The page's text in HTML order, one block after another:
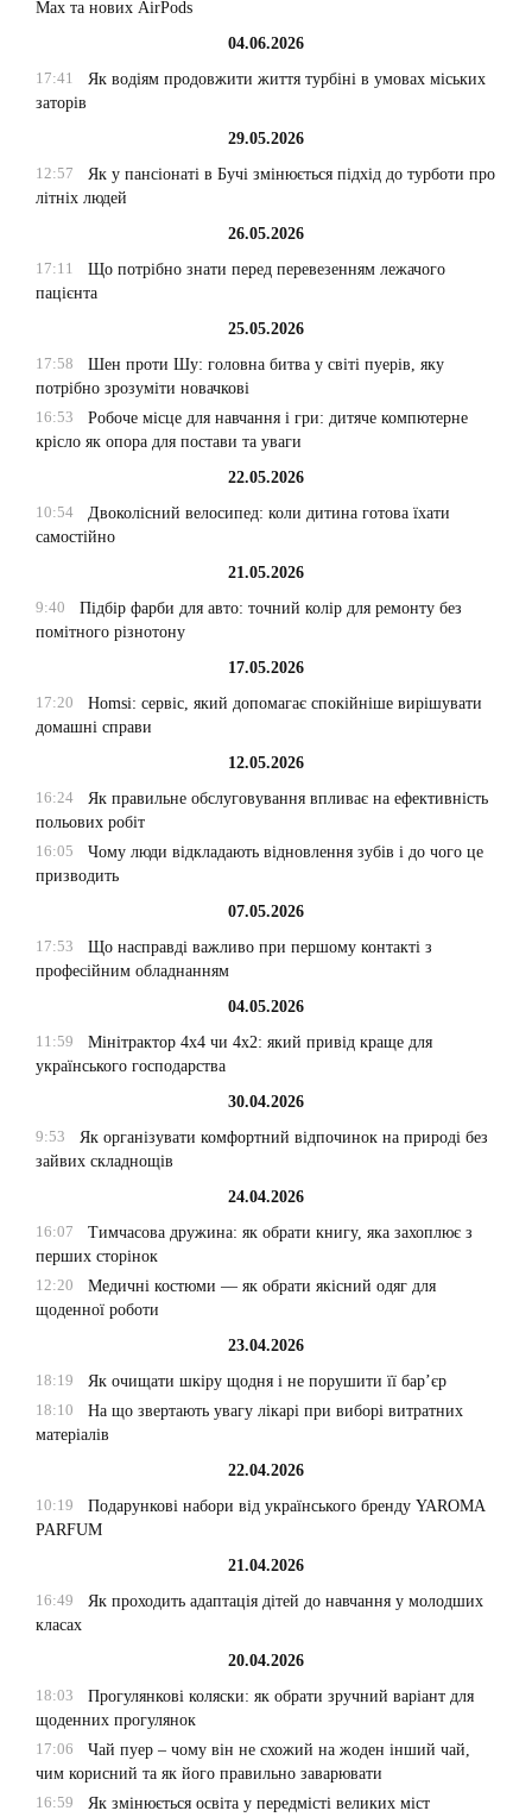
Max та нових AirPods
04.06.2026
17:41
Як водіям продовжити життя турбіні в умовах міських
заторів
29.05.2026
12:57
Як у пансіонаті в Бучі змінюється підхід до турботи про
літніх людей
26.05.2026
17:11
Що потрібно знати перед перевезенням лежачого
пацієнта
25.05.2026
17:58
Шен проти Шу: головна битва у світі пуерів, яку
потрібно зрозуміти новачкові
16:53
Робоче місце для навчання і гри: дитяче компютерне
крісло як опора для постави та уваги
22.05.2026
10:54
Двоколісний велосипед: коли дитина готова їхати
самостійно
21.05.2026
9:40
Підбір фарби для авто: точний колір для ремонту без
помітного різнотону
17.05.2026
17:20
Homsi: сервіс, який допомагає спокійніше вирішувати
домашні справи
12.05.2026
16:24
Як правильне обслуговування впливає на ефективність
польових робіт
16:05
Чому люди відкладають відновлення зубів і до чого це
призводить
07.05.2026
17:53
Що насправді важливо при першому контакті з
професійним обладнанням
04.05.2026
11:59
Мінітрактор 4х4 чи 4х2: який привід краще для
українського господарства
30.04.2026
9:53
Як організувати комфортний відпочинок на природі без
зайвих складнощів
24.04.2026
16:07
Тимчасова дружина: як обрати книгу, яка захоплює з
перших сторінок
12:20
Медичні костюми — як обрати якісний одяг для
щоденної роботи
23.04.2026
18:19
Як очищати шкіру щодня і не порушити її бар’єр
18:10
На що звертають увагу лікарі при виборі витратних
матеріалів
22.04.2026
10:19
Подарункові набори від українського бренду YAROMA
PARFUM
21.04.2026
16:49
Як проходить адаптація дітей до навчання у молодших
класах
20.04.2026
18:03
Прогулянкові коляски: як обрати зручний варіант для
щоденних прогулянок
17:06
Чай пуер – чому він не схожий на жоден інший чай,
чим корисний та як його правильно заварювати
16:59
Як змінюється освіта у передмісті великих міст